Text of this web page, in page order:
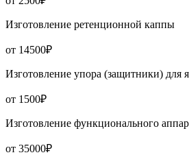
Изготовление ретенционной каппы
от 14500₽
Изготовление упора (защитники) для
от 1500₽
Изготовление функционального
от 35000₽